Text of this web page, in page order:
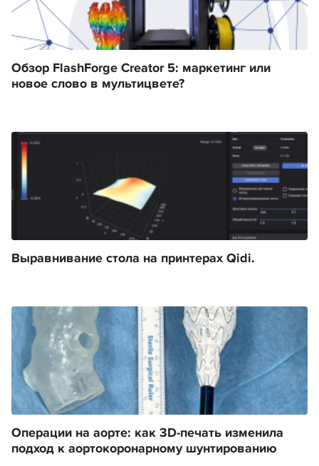
Обзор FlashForge Creator 5: маркетинг или
новое слово в мультицвете?
Выравнивание стола на принтерах Qidi.
Операции на аорте: как 3D-печать изменила
подход к аортокоронарному шунтированию